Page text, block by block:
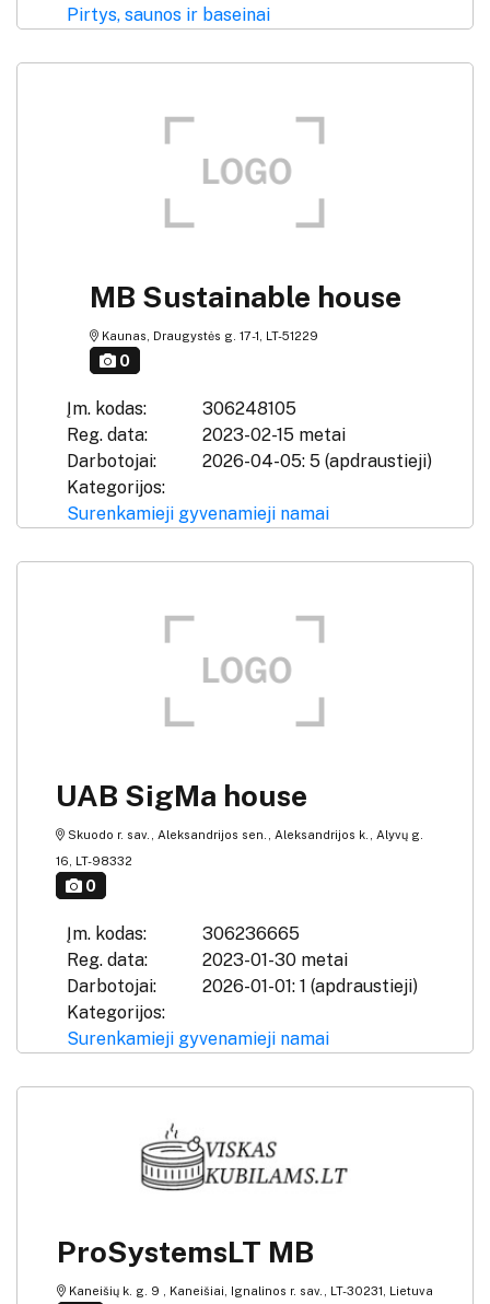
Pirtys, saunos ir baseinai
MB Sustainable house
Kaunas, Draugystės g. 17-1, LT-51229
0
Įm. kodas:
306248105
Reg. data:
2023-02-15 metai
Darbotojai:
2026-04-05: 5 (apdraustieji)
Kategorijos:
Surenkamieji gyvenamieji namai
UAB SigMa house
Skuodo r. sav., Aleksandrijos sen., Aleksandrijos k., Alyvų g.
16, LT-98332
0
Įm. kodas:
306236665
Reg. data:
2023-01-30 metai
Darbotojai:
2026-01-01: 1 (apdraustieji)
Kategorijos:
Surenkamieji gyvenamieji namai
ProSystemsLT MB
Kaneišių k. g. 9 , Kaneišiai, Ignalinos r. sav., LT-30231, Lietuva